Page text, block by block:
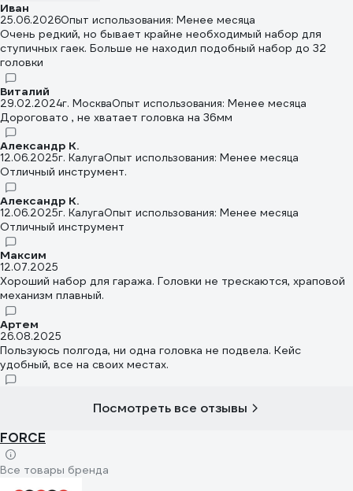
Иван
25.06.2026Опыт использования: Менее месяца
Очень редкий, но бывает крайне необходимый набор для
ступичных гаек. Больше не находил подобный набор до 32
головки
Виталий
29.02.2024г. МоскваОпыт использования: Менее месяца
Дороговато , не хватает головка на 36мм
Александр К.
12.06.2025г. КалугаОпыт использования: Менее месяца
Отличный инструмент.
Александр К.
12.06.2025г. КалугаОпыт использования: Менее месяца
Отличный инструмент
Максим
12.07.2025
Хороший набор для гаража. Головки не трескаются, храповой
механизм плавный.
Артем
26.08.2025
Пользуюсь полгода, ни одна головка не подвела. Кейс
удобный, все на своих местах.
Посмотреть все отзывы
FORCE
Все товары бренда